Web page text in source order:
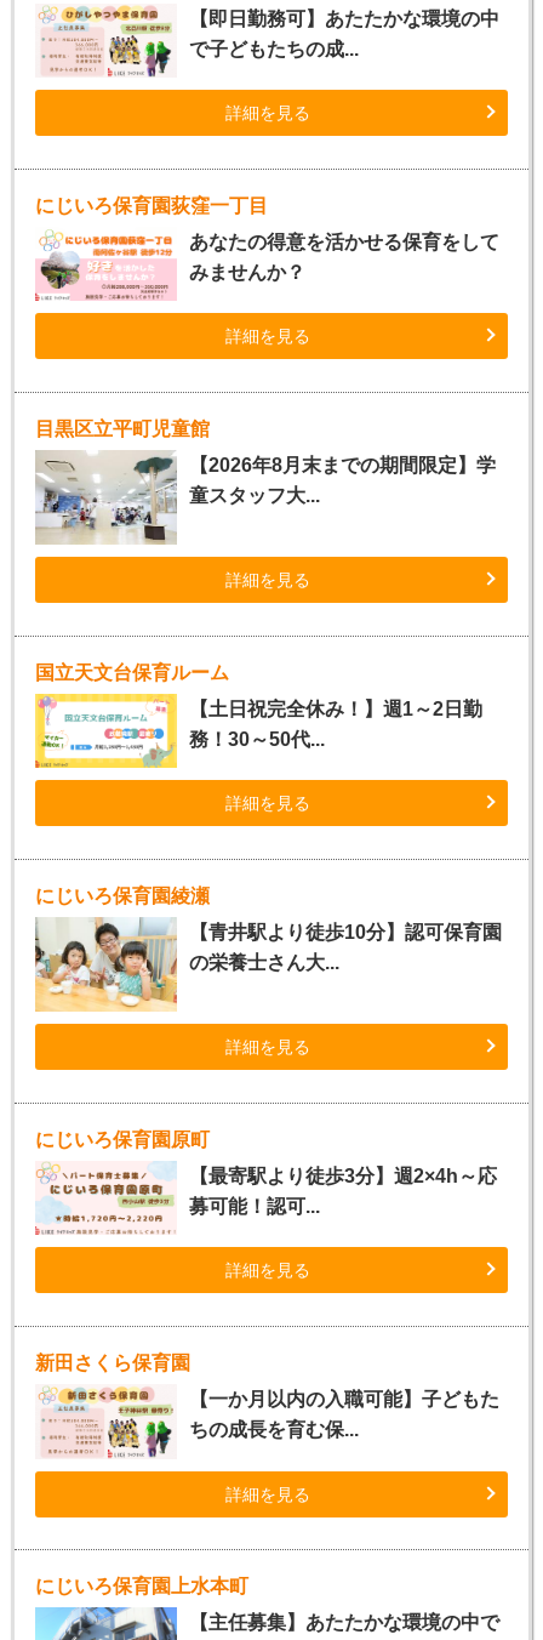
【即日勤務可】あたたかな環境の中
で子どもたちの成...
詳細を見る
にじいろ保育園荻窪一丁目
あなたの得意を活かせる保育をして
みませんか？
詳細を見る
目黒区立平町児童館
【2026年8月末までの期間限定】学
童スタッフ大...
詳細を見る
国立天文台保育ルーム
【土日祝完全休み！】週1～2日勤
務！30～50代...
詳細を見る
にじいろ保育園綾瀬
【青井駅より徒歩10分】認可保育園
の栄養士さん大...
詳細を見る
にじいろ保育園原町
【最寄駅より徒歩3分】週2×4h～応
募可能！認可...
詳細を見る
新田さくら保育園
【一か月以内の入職可能】子どもた
ちの成長を育む保...
詳細を見る
にじいろ保育園上水本町
【主任募集】あたたかな環境の中で